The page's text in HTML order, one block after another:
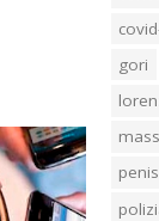
gori